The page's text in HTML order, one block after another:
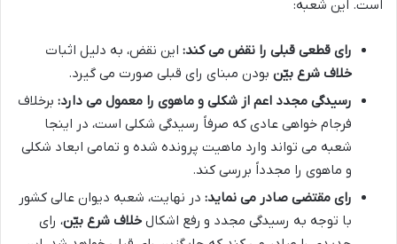
است. این شعبه:
رای قطعی قبلی را نقض می کند: این نقض، به دلیل اثبات
خلاف شرع بیّن بودن مبنای رای قبلی صورت می گیرد.
رسیدگی مجدد اعم از شکلی و ماهوی را معمول می دارد: برخلاف
فرجام خواهی عادی که صرفاً رسیدگی شکلی است، در اینجا
شعبه می تواند وارد ماهیت پرونده شده و تمامی ابعاد شکلی
و ماهوی را مجدداً بررسی کند.
رای مقتضی صادر می نماید: در نهایت، شعبه دیوان عالی کشور
با توجه به رسیدگی مجدد و رفع اشکال خلاف شرع بیّن، رای